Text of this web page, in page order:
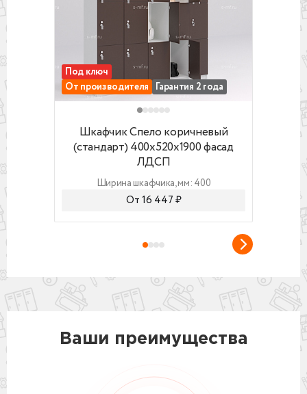
Шкафчик Спело коричневый (стандарт)
От производителя Гарантия 2 года
Под ключ
Шкафчик Спело коричневый
(стандарт) 400x520x1900 фасад
ЛДСП
Ширина шкафчика, мм: 400
От 16 447 ₽
От
Ваши преимущества